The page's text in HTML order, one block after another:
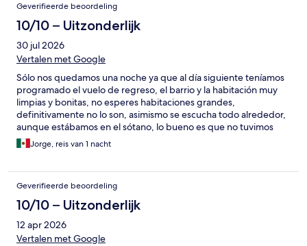
Geverifieerde beoordeling
10/10 – Uitzonderlijk
30 jul 2026
Vertalen met Google
Sólo nos quedamos una noche ya que al día siguiente teníamos
programado el vuelo de regreso, el barrio y la habitación muy
limpias y bonitas, no esperes habitaciones grandes,
definitivamente no lo son, asimismo se escucha todo alrededor,
aunque estábamos en el sótano, lo bueno es que no tuvimos
vecinos escandalosos. Así que si vas de paso está perfecto, si vas
a una estancia prolongada lo mejor será que tengas muchas
Jorge, reis van 1 nacht
Geverifieerde beoordeling
10/10 – Uitzonderlijk
12 apr 2026
Vertalen met Google